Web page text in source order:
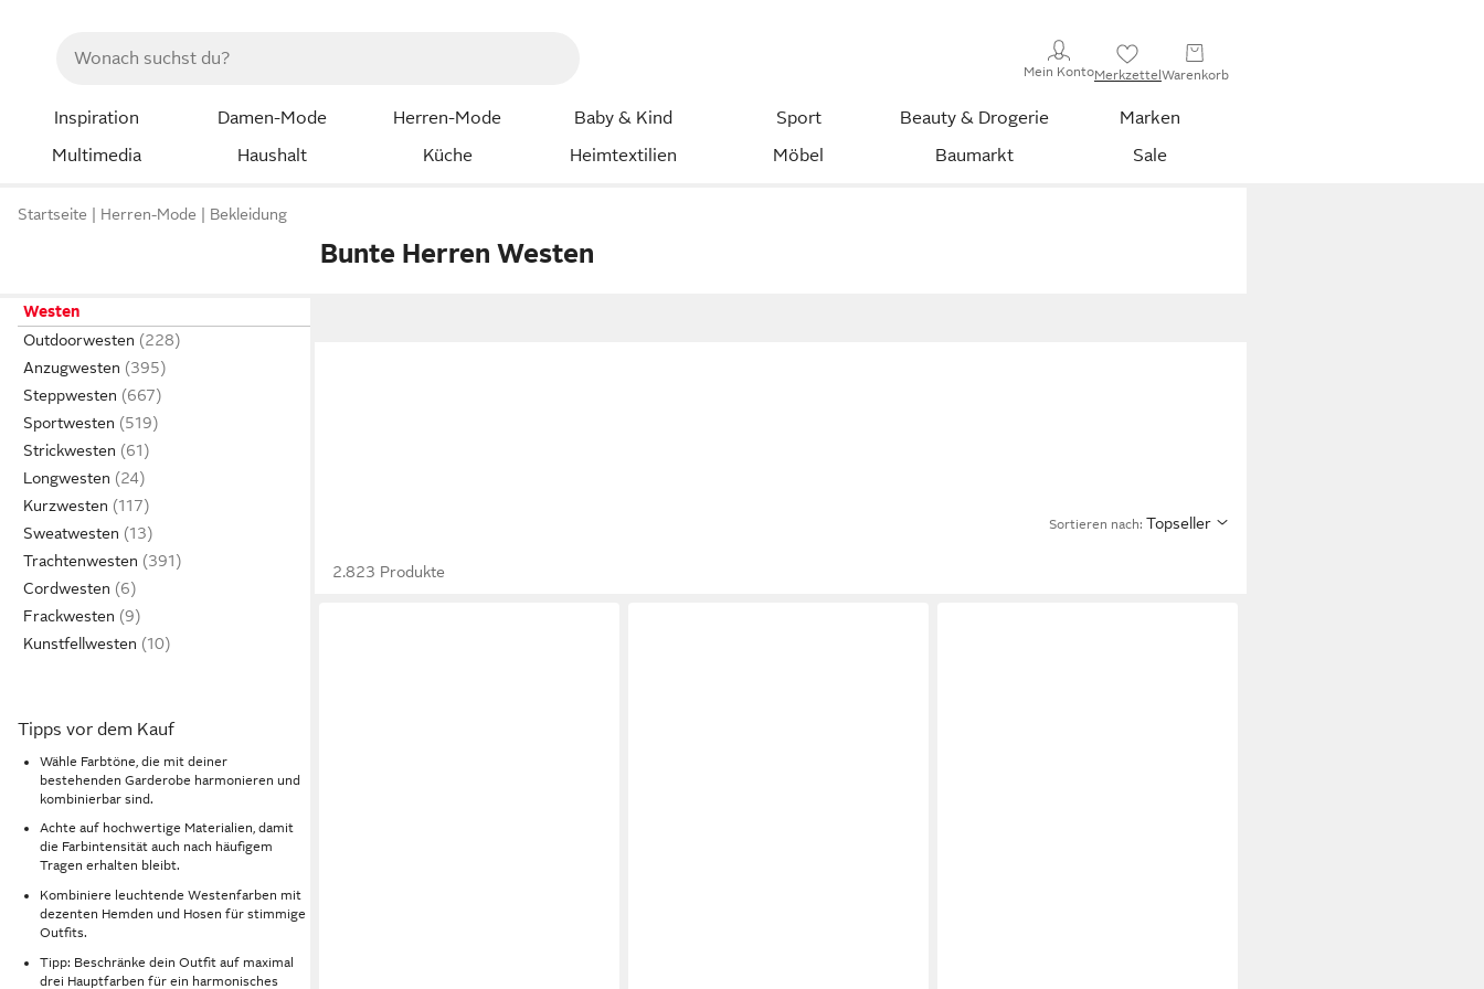
Mein KontoMerkzettelWarenkorb
Inspiration Damen-Mode Herren-Mode Baby & Kind Sport Beauty & Drogerie
Marken
Multimedia
Haushalt Küche Heimtextilien Möbel Baumarkt Sale
Startseite Herren-Mode Bekleidung
Bunte Herren Westen
Westen
Outdoorwesten
Anzugwesten
Steppwesten
Sportwesten
Strickwesten
Longwesten
Kurzwesten
Sweatwesten
Trachtenwesten
Cordwesten
Frackwesten
Kunstfellwesten
Tipps vor dem Kauf
Wähle Farbtöne, die mit deiner
bestehenden Garderobe harmonieren und
kombinierbar sind.
Achte auf hochwertige Materialien, damit
die Farbintensität auch nach häufigem
Tragen erhalten bleibt.
Kombiniere leuchtende Westenfarben mit
dezenten Hemden und Hosen für stimmige
Outfits.
Tipp: Beschränke dein Outfit auf maximal
drei Hauptfarben für ein harmonisches
Sortieren nach: Topseller
2.823 Produkte